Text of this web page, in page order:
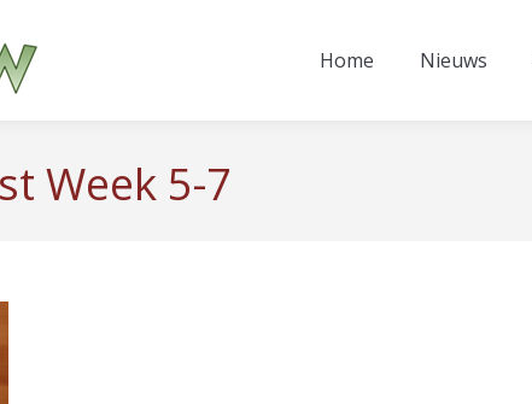
Home Nieuws
Week 5-7